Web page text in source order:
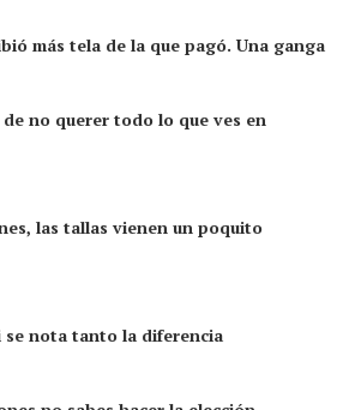
más tela de la que pagó. Una ganga
de no querer todo lo que ves en
las tallas vienen un poquito
se nota tanto la diferencia